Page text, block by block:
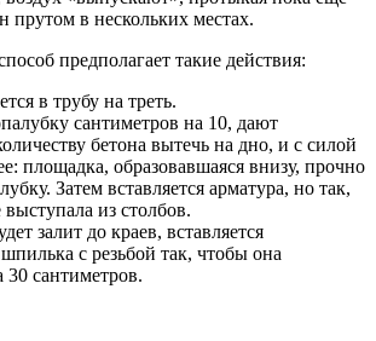
прутом в нескольких местах.
предполагает такие действия:
в трубу на треть.
сантиметров на 10, дают
бетона вытечь на дно, и с силой
площадка, образовавшаяся внизу, прочно
Затем вставляется арматура, но так,
из столбов.
залит до краев, вставляется
с резьбой так, чтобы она
30 сантиметров.